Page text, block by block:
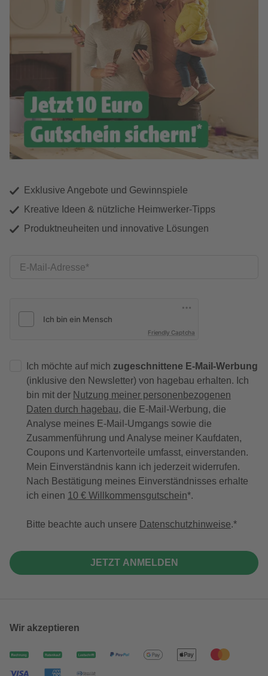
Exklusive Angebote und Gewinnspiele
Kreative Ideen & nützliche Heimwerker-Tipps
Produktneuheiten und innovative Lösungen
E-Mail-Adresse
Friendly Captcha
Ich möchte auf mich zugeschnittene E-Mail-Werbung
(inklusive den Newsletter) von hagebau erhalten. Ich
bin mit der Nutzung meiner personenbezogenen
Daten durch hagebau, die E-Mail-Werbung, die
Analyse meines E-Mail-Umgangs sowie die
Zusammenführung und Analyse meiner Kaufdaten,
Coupons und Kartenvorteile umfasst, einverstanden.
Mein Einverständnis kann ich jederzeit widerrufen.
Nach Bestätigung meines Einverständnisses erhalte
ich einen 10 € Willkommensgutschein*.
Bitte beachte auch unsere Datenschutzhinweise.
JETZT ANMELDEN
Wir akzeptieren